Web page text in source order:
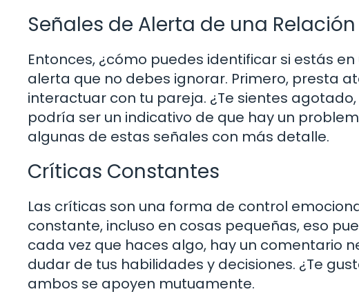
Señales de Alerta de una
Entonces, ¿cómo puedes identificar si estás
alerta que no debes ignorar. Primero, presta
interactuar con tu pareja. ¿Te sientes
podría ser un indicativo de que hay un
algunas de estas señales con más detalle.
Críticas Constantes
Las críticas son una forma de control
constante, incluso en cosas pequeñas, eso
cada vez que haces algo, hay un comentario
dudar de tus habilidades y decisiones. ¿Te
ambos se apoyen mutuamente.